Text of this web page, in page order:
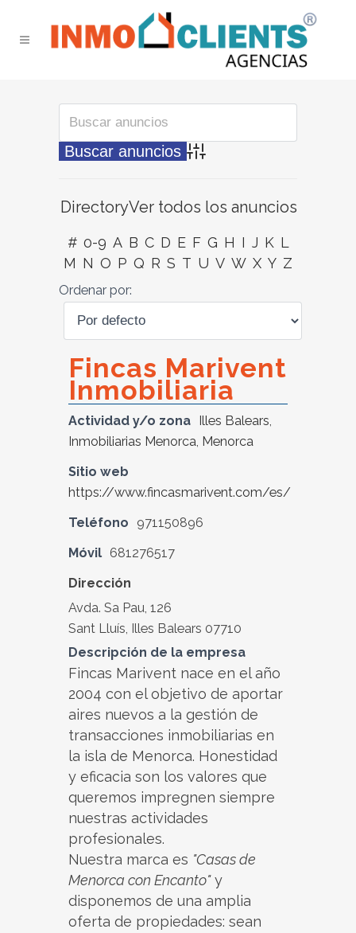
Búsqueda avanzada
DirectoryVer todos los anuncios
# 0-9 A B C D E F G H I J K L
M N O P Q R S T U V W X Y Z
Ordenar por:
Fincas Marivent
Inmobiliaria
Actividad y/o zona Illes Balears,
Inmobiliarias Menorca, Menorca
Sitio web
https://www.fincasmarivent.com/es/
Teléfono
971150896
Móvil 681276517
Dirección
Avda. Sa Pau, 126
Sant Lluís, Illes Balears 07710
Descripción de la empresa
Fincas Marivent nace en el año
2004 con el objetivo de aportar
aires nuevos a la gestión de
transacciones inmobiliarias en
la isla de Menorca. Honestidad
y eficacia son los valores que
queremos impregnen siempre
nuestras actividades
profesionales.
Nuestra marca es "Casas de
Menorca con Encanto"y
disponemos de una amplia
oferta de propiedades: sean